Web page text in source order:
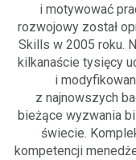
O nas
Strefa wiedzy
i motywować
rozwojowy został
Skills w 2005 roku.
kilkanaście tysięcy
i
z najnowszych
bieżące wyzwania
świecie.
kompetencji